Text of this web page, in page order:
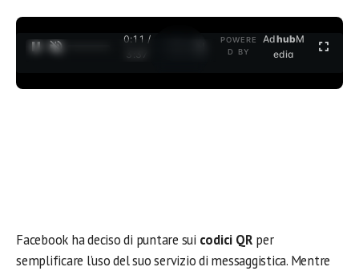
0:11 /
3:37
POWERE
D BY
AdhubM
edia
Facebook ha deciso di puntare sui codici QR per
semplificare l’uso del suo servizio di messaggistica. Mentre